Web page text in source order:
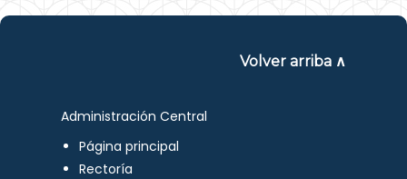
Volver arriba ∧
Administración Central
Página principal
Rectoría